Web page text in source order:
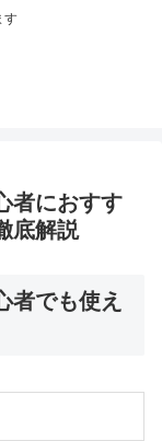
す
者におすす
底解説
者でも使え